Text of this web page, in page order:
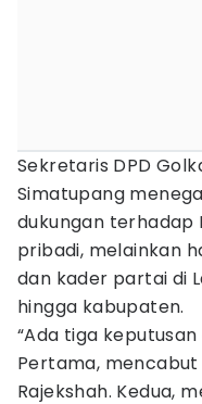
Sekretaris DPD
Simatupang
dukungan terhadap
pribadi, melainkan
dan kader partai di
hingga kabupaten.
“Ada tiga
Pertama,
Rajekshah. Kedua,